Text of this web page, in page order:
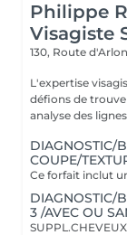
Philippe
Visagiste
130, Route d'Arlon
L'expertise
défions de
analyse des
DIAGNOSTIC/
COUPE/
DIAGNOSTIC/
3 /AVEC OU